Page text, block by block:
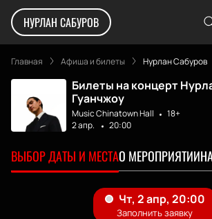
НУРЛАН САБУРОВ
Главная Афиша и билеты Нурлан Сабуров
Билеты на концерт
Гуанчжоу
Music Chinatown Hall
18+
2 апр.
20:00
ВЫБОР ДАТЫ И МЕСТАО МЕРОПРИЯТИИ